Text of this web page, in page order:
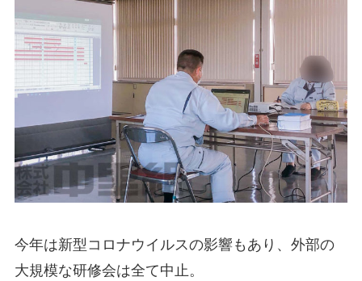
今年は新型コロナウイルスの影響もあり、外部の
大規模な研修会は全て中止。